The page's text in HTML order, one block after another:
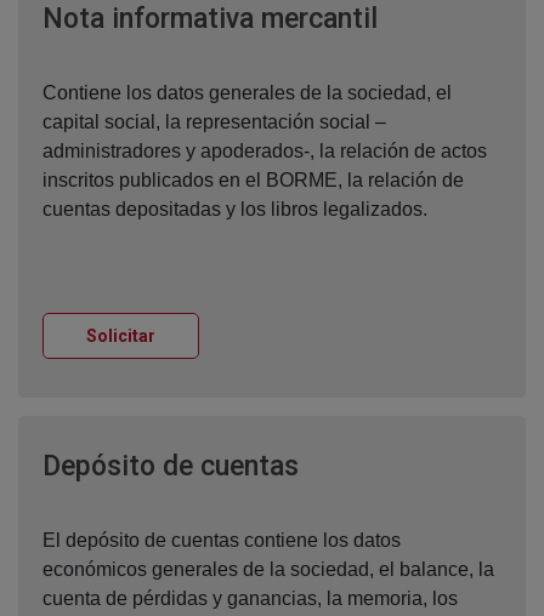
Nota informativa mercantil
Contiene los datos generales de la sociedad, el
capital social, la representación social –
administradores y apoderados-, la relación de actos
inscritos publicados en el BORME, la relación de
cuentas depositadas y los libros legalizados.
Solicitar
Depósito de cuentas
El depósito de cuentas contiene los datos
económicos generales de la sociedad, el balance, la
cuenta de pérdidas y ganancias, la memoria, los